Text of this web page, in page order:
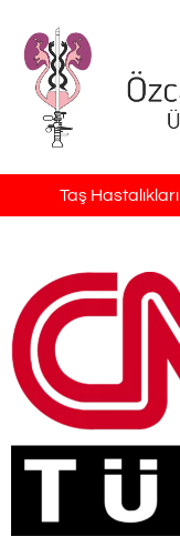
Taş Hastalıkları